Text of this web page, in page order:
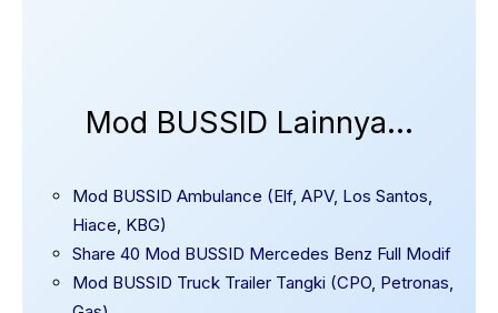
Mod BUSSID Lainnya…
Mod BUSSID Ambulance (Elf, APV, Los Santos,
Hiace, KBG)
Share 40 Mod BUSSID Mercedes Benz Full Modif
Mod BUSSID Truck Trailer Tangki (CPO, Petronas,